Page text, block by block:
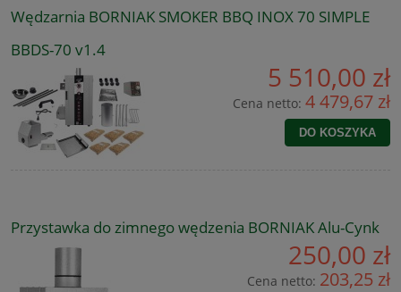
Wędzarnia BORNIAK SMOKER BBQ INOX 70 SIMPLE
BBDS-70 v1.4
5 510,00 zł
Cena netto: 4 479,67 zł
DO KOSZYKA
Przystawka do zimnego wędzenia BORNIAK Alu-Cynk
250,00 zł
Cena netto: 203,25 zł